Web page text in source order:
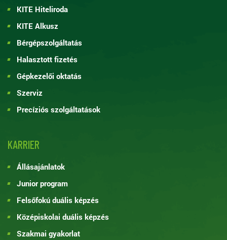
KITE Hiteliroda
KITE Alkusz
Bérgépszolgáltatás
Halasztott fizetés
Gépkezelői oktatás
Szerviz
Precíziós szolgáltatások
KARRIER
Állásajánlatok
Junior program
Felsőfokú duális képzés
Középiskolai duális képzés
Szakmai gyakorlat